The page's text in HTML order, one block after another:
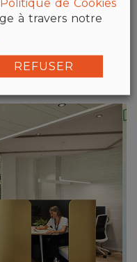
Politique de Cookies
à travers notre
REFUSER